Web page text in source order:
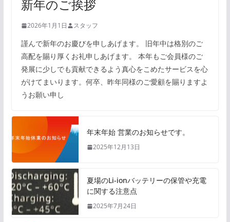
新年のご挨拶
2026年1月1日 スタッフ
謹んで新年のお慶びを申しあげます。 旧年中は格別のご
高配を賜り厚くお礼申しあげます。 本年もご会員様のご
発展に少しでも貢献できるよう真心をこめたサービスを心
がけてまいります。何卒、昨年同様のご愛顧を賜りますよ
うお願い申し
年末年始 営業のお知らせです。
2025年12月13日
夏場のLi-ionバッテリーの保管や充電
に関する注意点
2025年7月24日